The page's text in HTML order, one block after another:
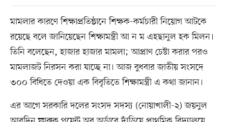
মামলার কারণে শিক্ষাপ্রতিষ্ঠানে শিক্ষক-কর্মচারী নিয়োগ আটকে
রয়েছে বলে জানিয়েছেন শিক্ষামন্ত্রী আ ন ম এহছানুল হক মিলন।
তিনি বলেছেন, হাজার হাজার মামলা; আপ্রাণ চেষ্টা করার পরও
মামলাজট নিরসন করা যাচ্ছে না। আজ বুধবার জাতীয় সংসদে
৩০০ বিধিতে দেওয়া এক বিবৃতিতে শিক্ষামন্ত্রী এ কথা জানান।
এর আগে সরকারি দলের সংসদ সদস্য (নোয়াখালী-২) জয়নুল